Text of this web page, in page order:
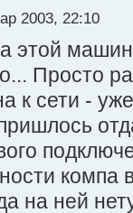
2003, 22:10
этой
Просто
к сети -
компа
на ней